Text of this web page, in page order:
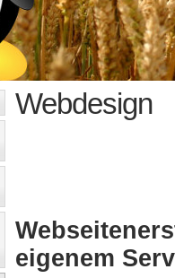
Webdesign
eigenem